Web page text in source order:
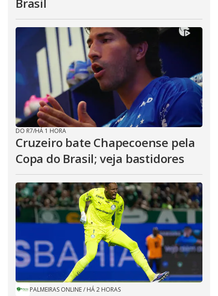
Brasil
DO R7/HÁ 1 HORA
Cruzeiro bate Chapecoense pela
Copa do Brasil; veja bastidores
PALMEIRAS ONLINE/ HÁ 2 HORAS